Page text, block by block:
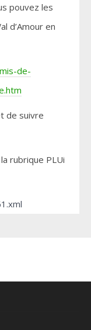
pouvez les
d’Amour en
de-
de suivre
rubrique PLUi